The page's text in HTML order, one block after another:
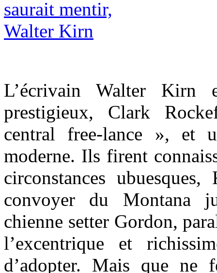
L’écrivain Walter
prestigieux, Clark
central free-lance », et
moderne. Ils firent
circonstances
convoyer du Montana
chienne setter Gordon,
l’excentrique et
d’adopter. Mais que ne